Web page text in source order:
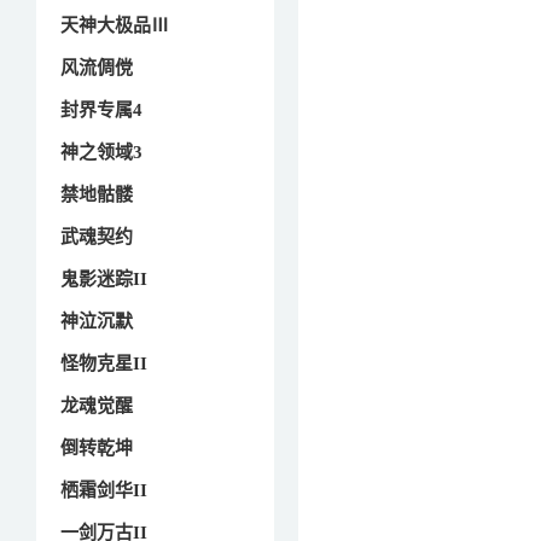
天神大极品Ⅲ
风流倜傥
封界专属4
神之领域3
禁地骷髅
武魂契约
鬼影迷踪II
神泣沉默
怪物克星II
龙魂觉醒
倒转乾坤
栖霜剑华II
一剑万古II